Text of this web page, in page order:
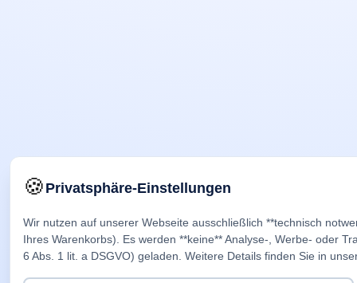
🍪Privatsphäre-Einstellungen
Wir nutzen auf unserer Webseite ausschließlich **technisch
Ihres Warenkorbs). Es werden **keine** Analyse-, Werbe- oder
6 Abs. 1 lit. a DSGVO) geladen. Weitere Details finden Sie in